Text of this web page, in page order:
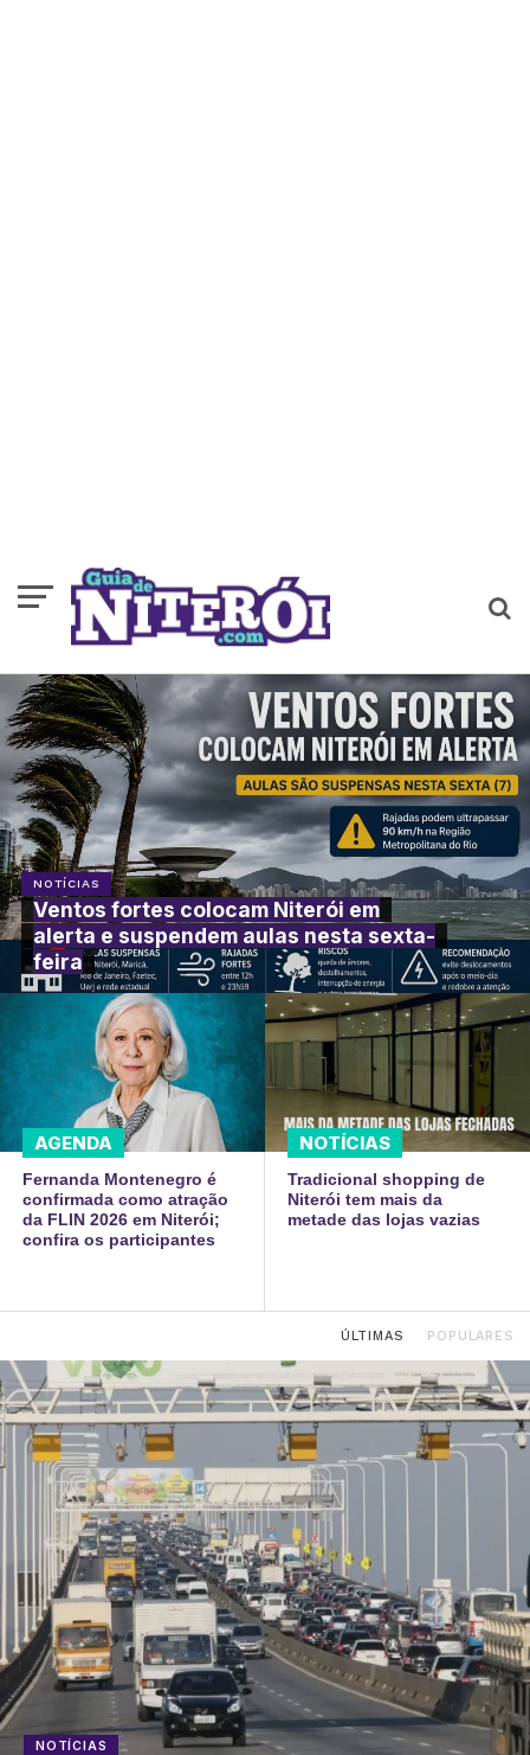
NOTÍCIAS
Ventos fortes colocam Niterói em
alerta e suspendem aulas nesta sexta-
feira
AGENDA
Fernanda Montenegro é
confirmada como atração
da FLIN 2026 em Niterói;
confira os participantes
NOTÍCIAS
Tradicional shopping de
Niterói tem mais da
metade das lojas vazias
ÚLTIMAS POPULARES
NOTÍCIAS